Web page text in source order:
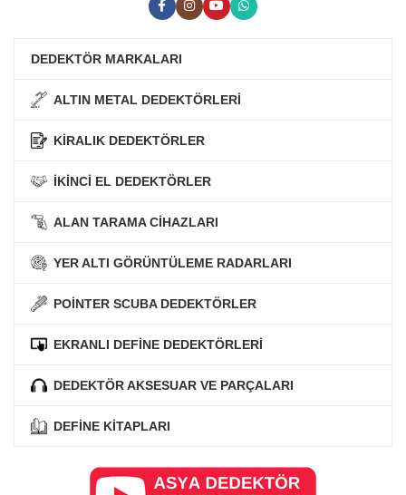
DEDEKTÖR MARKALARI
ALTIN METAL DEDEKTÖRLERİ
KİRALIK DEDEKTÖRLER
İKİNCİ EL DEDEKTÖRLER
ALAN TARAMA CİHAZLARI
YER ALTI GÖRÜNTÜLEME RADARLARI
POİNTER SCUBA DEDEKTÖRLER
EKRANLI DEFİNE DEDEKTÖRLERİ
DEDEKTÖR AKSESUAR VE PARÇALARI
DEFİNE KİTAPLARI